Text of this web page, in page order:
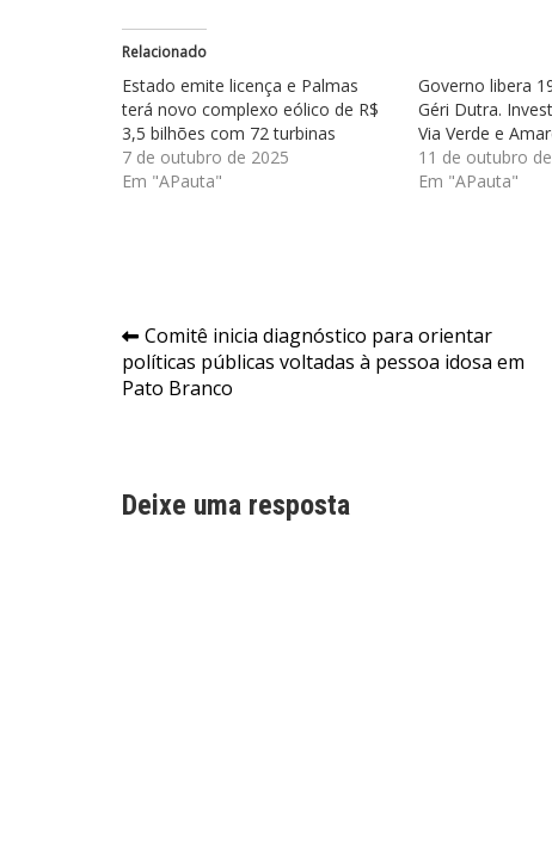
Relacionado
Estado emite licença e Palmas
terá novo complexo eólico de R$
3,5 bilhões com 72 turbinas
7 de outubro de 2025
Em "APauta"
Governo libera
Géri Dutra.
Via Verde e
11 de outubro
Em "APauta"
Navegação
de
Comitê inicia diagnóstico para orientar
políticas públicas voltadas à pessoa idosa em
Pato Branco
Deixe uma resposta